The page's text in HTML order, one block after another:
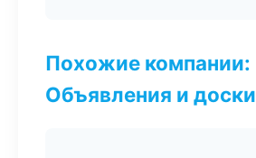
Похожие компании:
Объявления и доски